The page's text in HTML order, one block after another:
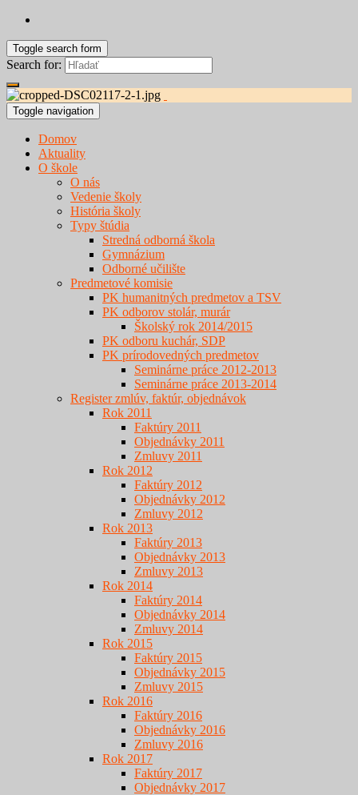
Toggle search form
Search for:
Toggle navigation
Domov
Aktuality
O škole
O nás
Vedenie školy
História školy
Typy štúdia
Stredná odborná škola
Gymnázium
Odborné učilište
Predmetové komisie
PK humanitných predmetov a TSV
PK odborov stolár, murár
Školský rok 2014/2015
PK odboru kuchár, SDP
PK prírodovedných predmetov
Seminárne práce 2012-2013
Seminárne práce 2013-2014
Register zmlúv, faktúr, objednávok
Rok 2011
Faktúry 2011
Objednávky 2011
Zmluvy 2011
Rok 2012
Faktúry 2012
Objednávky 2012
Zmluvy 2012
Rok 2013
Faktúry 2013
Objednávky 2013
Zmluvy 2013
Rok 2014
Faktúry 2014
Objednávky 2014
Zmluvy 2014
Rok 2015
Faktúry 2015
Objednávky 2015
Zmluvy 2015
Rok 2016
Faktúry 2016
Objednávky 2016
Zmluvy 2016
Rok 2017
Faktúry 2017
Objednávky 2017